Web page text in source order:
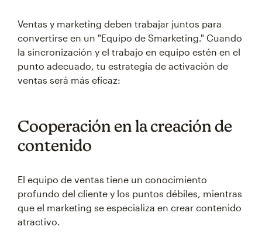
Ventas y marketing deben trabajar juntos para
convertirse en un "Equipo de Smarketing." Cuando
la sincronización y el trabajo en equipo estén en el
punto adecuado, tu estrategia de activación de
ventas será más eficaz:
Cooperación en la creación de
contenido
El equipo de ventas tiene un conocimiento
profundo del cliente y los puntos débiles, mientras
que el marketing se especializa en crear contenido
atractivo.